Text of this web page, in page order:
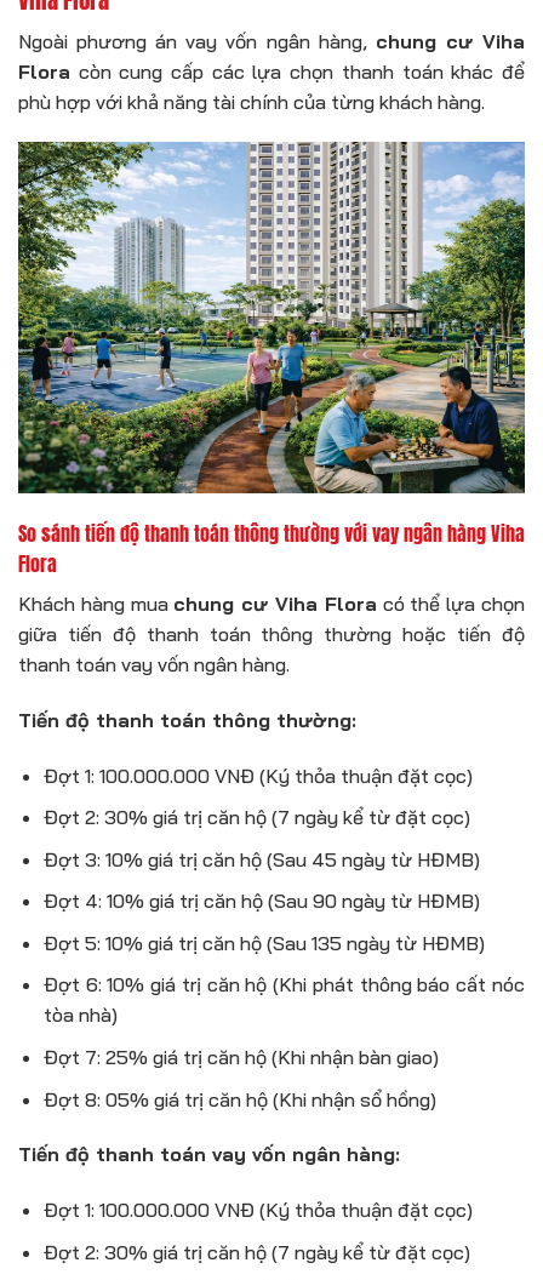
Ngoài phương án vay vốn ngân hàng, chung cư Viha
Flora còn cung cấp các lựa chọn thanh toán khác để
phù hợp với khả năng tài chính của từng khách hàng.
So sánh tiến độ thanh toán thông thường với vay ngân hàng Viha
Flora
Khách hàng mua chung cư Viha Flora có thể lựa chọn
giữa tiến độ thanh toán thông thường hoặc tiến độ
thanh toán vay vốn ngân hàng.
Tiến độ thanh toán thông thường:
Đợt 1: 100.000.000 VNĐ (Ký thỏa thuận đặt cọc)
Đợt 2: 30% giá trị căn hộ (7 ngày kể từ đặt cọc)
Đợt 3: 10% giá trị căn hộ (Sau 45 ngày từ HĐMB)
Đợt 4: 10% giá trị căn hộ (Sau 90 ngày từ HĐMB)
Đợt 5: 10% giá trị căn hộ (Sau 135 ngày từ HĐMB)
Đợt 6: 10% giá trị căn hộ (Khi phát thông báo cất nóc
tòa nhà)
Đợt 7: 25% giá trị căn hộ (Khi nhận bàn giao)
Đợt 8: 05% giá trị căn hộ (Khi nhận sổ hồng)
Tiến độ thanh toán vay vốn ngân hàng:
Đợt 1: 100.000.000 VNĐ (Ký thỏa thuận đặt cọc)
Đợt 2: 30% giá trị căn hộ (7 ngày kể từ đặt cọc)